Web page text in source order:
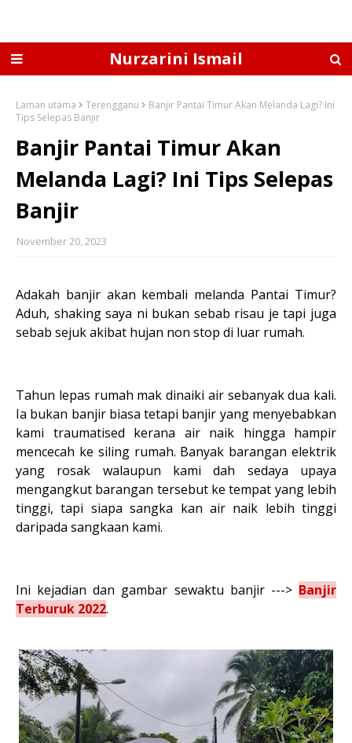
Nurzarini Ismail
Laman utama Terengganu
Banjir Pantai Timur Akan Melanda Lagi? Ini
Tips Selepas Banjir
Banjir Pantai Timur Akan
Melanda Lagi? Ini Tips Selepas
Banjir
November 20, 2023
Adakah banjir akan kembali melanda Pantai Timur?
Aduh, shaking saya ni bukan sebab risau je tapi juga
sebab sejuk akibat hujan non stop di luar rumah.
Tahun lepas rumah mak dinaiki air sebanyak dua kali.
Ia bukan banjir biasa tetapi banjir yang menyebabkan
kami traumatised kerana air naik hingga hampir
mencecah ke siling rumah. Banyak barangan elektrik
yang rosak walaupun kami dah sedaya upaya
mengangkut barangan tersebut ke tempat yang lebih
tinggi, tapi siapa sangka kan air naik lebih tinggi
daripada sangkaan kami.
Ini kejadian dan gambar sewaktu banjir ---> Banjir
Terburuk 2022.